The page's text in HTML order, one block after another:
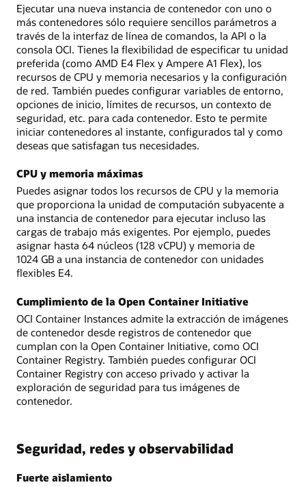
Ejecutar una nueva instancia de contenedor con uno o
más contenedores sólo requiere sencillos parámetros a
través de la interfaz de línea de comandos, la API o la
consola OCI. Tienes la flexibilidad de especificar tu unidad
preferida (como AMD E4 Flex y Ampere A1 Flex), los
recursos de CPU y memoria necesarios y la configuración
de red. También puedes configurar variables de entorno,
opciones de inicio, límites de recursos, un contexto de
seguridad, etc. para cada contenedor. Esto te permite
iniciar contenedores al instante, configurados tal y como
deseas que satisfagan tus necesidades.
CPU y memoria máximas
Puedes asignar todos los recursos de CPU y la memoria
que proporciona la unidad de computación subyacente a
una instancia de contenedor para ejecutar incluso las
cargas de trabajo más exigentes. Por ejemplo, puedes
asignar hasta 64 núcleos (128 vCPU) y memoria de
1024 GB a una instancia de contenedor con unidades
flexibles E4.
Cumplimiento de la Open Container Initiative
OCI Container Instances admite la extracción de imágenes
de contenedor desde registros de contenedor que
cumplan con la Open Container Initiative, como OCI
Container Registry. También puedes configurar OCI
Container Registry con acceso privado y activar la
exploración de seguridad para tus imágenes de
contenedor.
Seguridad, redes y observabilidad
Fuerte aislamiento